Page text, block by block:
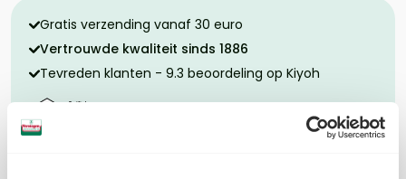
Gratis verzending vanaf 30 euro
Vertrouwde kwaliteit sinds 1886
Tevreden klanten - 9.3 beoordeling op Kiyoh